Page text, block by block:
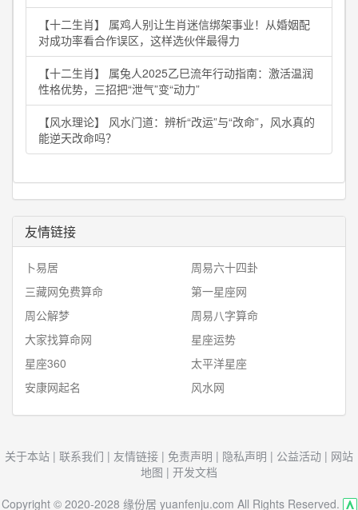
【十二生肖】 属鸡人别让生肖迷信绑架事业！从婚姻配
对成功率看合作误区，这样选伙伴最得力
【十二生肖】 属兔人2025乙巳流年行动指南：激活温润
性格优势，三招把“泄气”变“动力”
【风水理论】 风水门道：辨析“改运”与“改命”，风水真的
能逆天改命吗？
友情链接
卜易居
周易六十四卦
三藏网免费算命
第一星座网
周公解梦
周易八字算命
大家找算命网
星座运势
星座360
太平洋星座
安康网起名
风水网
关于本站 | 联系我们 | 友情链接 | 免责声明 | 隐私声明 | 公益活动 | 网站
地图 | 开发文档
Copyright © 2020-2028 缘份居 yuanfenju.com All Rights Reserved.